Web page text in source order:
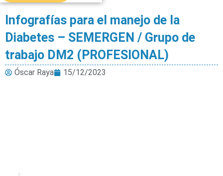
Infografías para el manejo de la
Diabetes – SEMERGEN / Grupo de
trabajo DM2 (PROFESIONAL)
Óscar Raya 15/12/2023